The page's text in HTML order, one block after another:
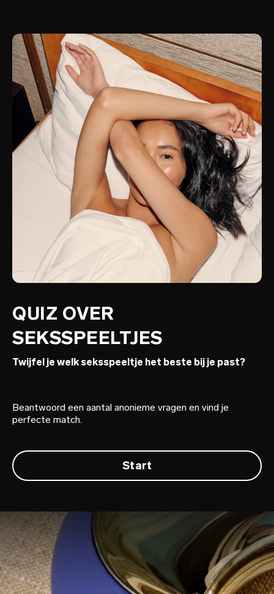
QUIZ OVER
SEKSSPEELTJES
Twijfel je welk seksspeeltje het beste bij je past?
Beantwoord een aantal anonieme vragen en vind je
perfecte match.